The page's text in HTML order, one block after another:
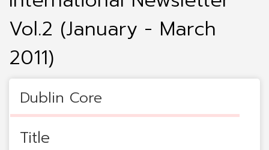
Vol.2 (January - March
2011)
Dublin Core
Title